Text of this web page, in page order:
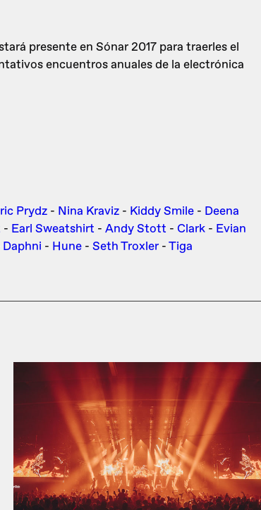
presente en Sónar 2017 para traerles el
encuentros anuales de la electrónica
Prydz - Nina Kraviz - Kiddy Smile - Deena
- Earl Sweatshirt - Andy Stott - Clark - Evian
Daphni - Hune - Seth Troxler -Tiga